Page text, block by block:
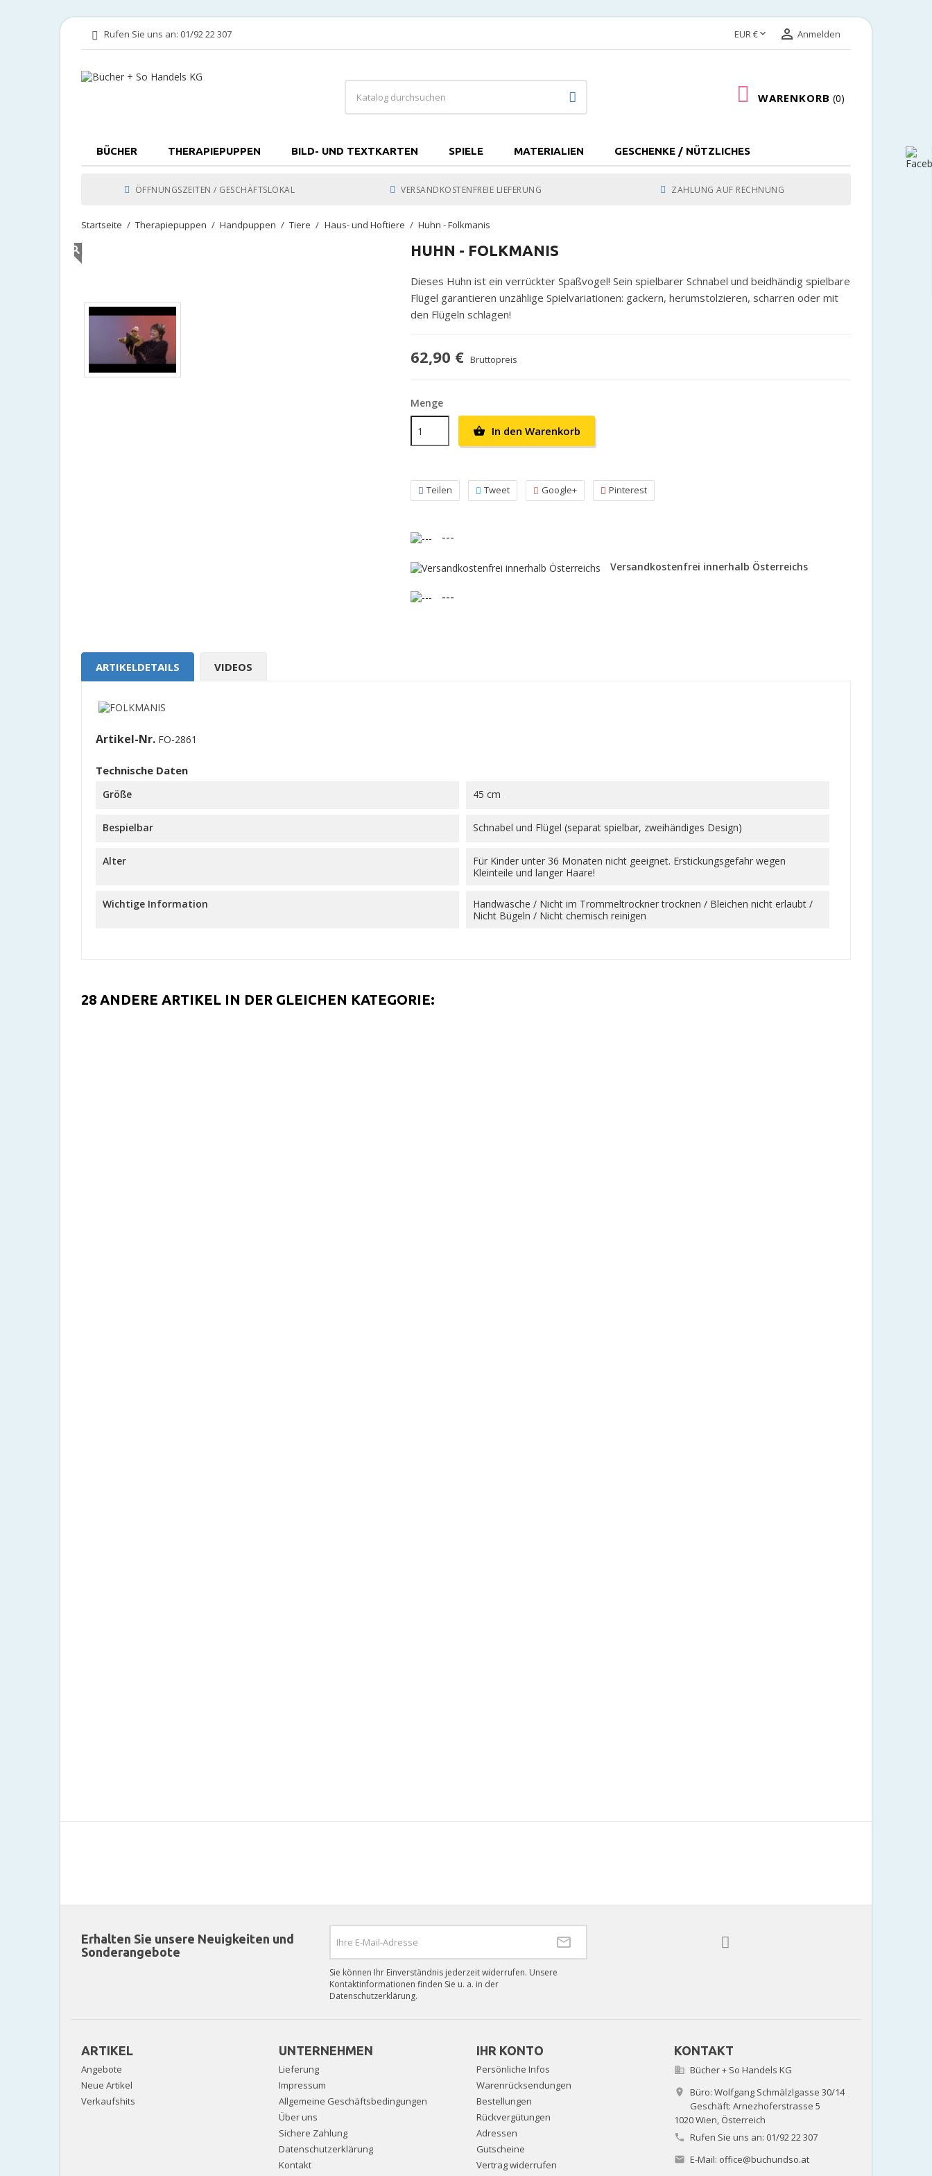
Rufen Sie uns an: 01/92 22 307 EUR €  Anmelden
WARENKORB 0
BÜCHER THERAPIEPUPPEN BILD- UND TEXTKARTEN SPIELE MATERIALIEN GESCHENKE / NÜTZLICHES
ÖFFNUNGSZEITEN / GESCHÄFTSLOKAL VERSANDKOSTENFREIE LIEFERUNG ZAHLUNG AUF RECHNUNG
Startseite Therapiepuppen Handpuppen Tiere Haus- und Hoftiere Huhn - Folkmanis
HUHN - FOLKMANIS
Dieses Huhn ist ein verrückter Spaßvogel! Sein spielbarer Schnabel und beidhändig spielbare
Flügel garantieren unzählige Spielvariationen: gackern, herumstolzieren, scharren oder mit
den Flügeln schlagen!
62,90 € Bruttopreis
Menge
 In den Warenkorb
Teilen Tweet Google+ Pinterest
---
Versandkostenfrei innerhalb Österreichs
---
ARTIKELDETAILS VIDEOS
Artikel-Nr. FO-2861
Technische Daten
Größe 45 cm
Bespielbar Schnabel und Flügel (separat spielbar, zweihändiges Design)
Alter
Für Kinder unter 36 Monaten nicht geeignet. Erstickungsgefahr wegen
Kleinteile und langer Haare!
Wichtige Information
Handwäsche / Nicht im Trommeltrockner trocknen / Bleichen nicht erlaubt /
Nicht Bügeln / Nicht chemisch reinigen
28 ANDERE ARTIKEL IN DER GLEICHEN KATEGORIE:
Erhalten Sie unsere Neuigkeiten und
Sonderangebote
Sie können Ihr Einverständnis jederzeit widerrufen. Unsere
Kontaktinformationen finden Sie u. a. in der
Datenschutzerklärung.
ARTIKEL
Angebote
Neue Artikel
Verkaufshits
UNTERNEHMEN
Lieferung
Impressum
Allgemeine Geschäftsbedingungen
Über uns
Sichere Zahlung
Datenschutzerklärung
Kontakt
IHR KONTO
Persönliche Infos
Warenrücksendungen
Bestellungen
Rückvergütungen
Adressen
Gutscheine
Vertrag widerrufen
KONTAKT
 Bücher + So Handels KG

Büro: Wolfgang Schmälzlgasse 30/14
Geschäft: Arnezhoferstrasse 5
1020 Wien, Österreich
 Rufen Sie uns an: 01/92 22 307
 E-Mail: office@buchundso.at